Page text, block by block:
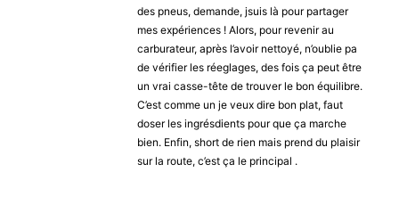
des pneus, demande, jsuis là pour partager
mes expériences ! Alors, pour revenir au
carburateur, après l’avoir nettoyé, n’oublie pa
de vérifier les réeglages, des fois ça peut être
un vrai casse-tête de trouver le bon équilibre.
C’est comme un je veux dire bon plat, faut
doser les ingrésdients pour que ça marche
bien. Enfin, short de rien mais prend du plaisir
sur la route, c’est ça le principal .